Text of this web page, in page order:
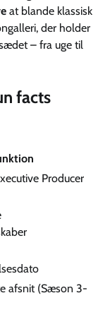
at blande klassisk
der holder
– fra uge til
facts
Producer
afsnit (Sæson 3-